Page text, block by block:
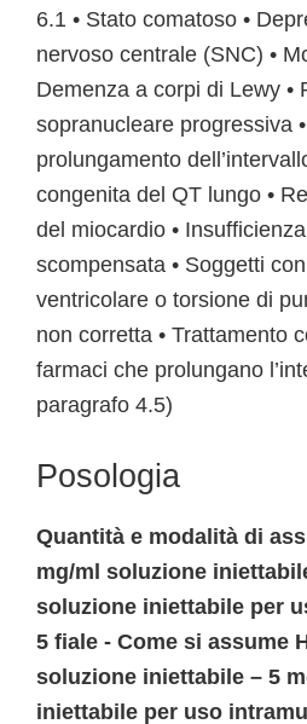
6.1 • Stato comatoso •
nervoso centrale (SNC) •
Demenza a corpi di Lewy •
sopranucleare progressiva
prolungamento
congenita del QT lungo •
del miocardio •
scompensata • Soggetti
ventricolare o torsione di
non corretta • Trattamento
farmaci che prolungano
paragrafo 4.5)
Posologia
Quantità e modalità di
mg/ml soluzione
soluzione iniettabile per
5 fiale - Come si assume
soluzione iniettabile – 5
iniettabile per uso